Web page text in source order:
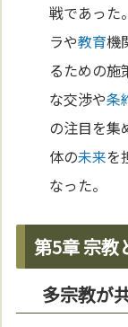
戦であった
ラや教育機
るための施
な交渉や条
の注目を集
体の未来を
なった。
第5章 宗教
多宗教が